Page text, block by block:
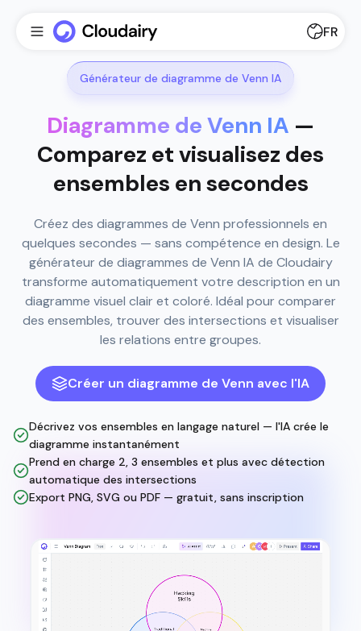
FR
Générateur de diagramme de Venn IA
Diagramme de Venn IA —
Comparez et visualisez des
ensembles en secondes
Créez des diagrammes de Venn professionnels en
quelques secondes — sans compétence en design. Le
générateur de diagrammes de Venn IA de Cloudairy
transforme automatiquement votre description en un
diagramme visuel clair et coloré. Idéal pour comparer
des ensembles, trouver des intersections et visualiser
les relations entre groupes.
Créer un diagramme de Venn avec l'IA
Décrivez vos ensembles en langage naturel — l'IA crée le
diagramme instantanément
Prend en charge 2, 3 ensembles et plus avec détection
automatique des intersections
Export PNG, SVG ou PDF — gratuit, sans inscription